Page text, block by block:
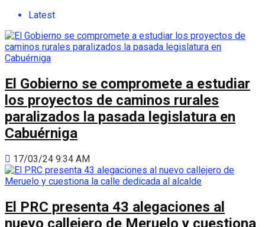
Latest
El Gobierno se compromete a estudiar
los proyectos de caminos rurales
paralizados la pasada legislatura en
Cabuérniga
17/03/24 9:34 AM
El PRC presenta 43 alegaciones al
nuevo callejero de Meruelo y cuestiona